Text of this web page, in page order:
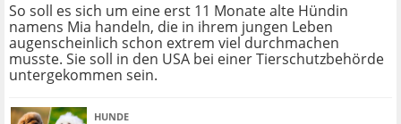
So soll es sich um eine erst 11 Monate alte Hündin
namens Mia handeln, die in ihrem jungen Leben
augenscheinlich schon extrem viel durchmachen
musste. Sie soll in den USA bei einer Tierschutzbehörde
untergekommen sein.
HUNDE